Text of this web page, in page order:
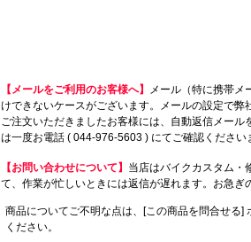
【メールをご利用のお客様へ】
メール（特に携帯メ
けできないケースがございます。メールの設定で弊
ご注文いただきましたお客様には、自動返信メー
は一度お電話 ( 044-976-5603 ) にてご確認ください
【お問い合わせについて】 当店はバイクカスタム・
て、作業が忙しいときには返信が遅れます。お急ぎ
商品についてご不明な点は、[この商品を問合せる
ください。